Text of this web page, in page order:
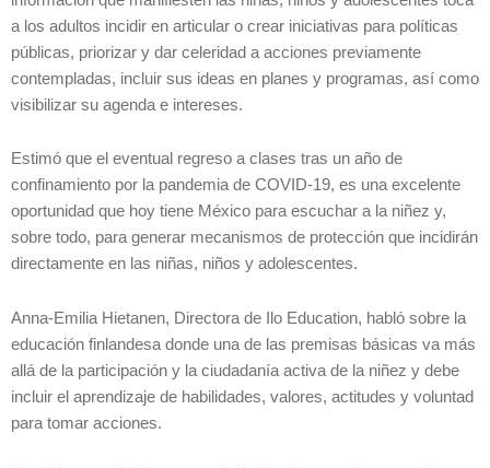
a los adultos incidir en articular o crear iniciativas para políticas
públicas, priorizar y dar celeridad a acciones previamente
contempladas, incluir sus ideas en planes y programas, así como
visibilizar su agenda e intereses.
Estimó que el eventual regreso a clases tras un año de
confinamiento por la pandemia de COVID-19, es una excelente
oportunidad que hoy tiene México para escuchar a la niñez y,
sobre todo, para generar mecanismos de protección que incidirán
directamente en las niñas, niños y adolescentes.
Anna-Emilia Hietanen, Directora de Ilo Education, habló sobre la
educación finlandesa donde una de las premisas básicas va más
allá de la participación y la ciudadanía activa de la niñez y debe
incluir el aprendizaje de habilidades, valores, actitudes y voluntad
para tomar acciones.